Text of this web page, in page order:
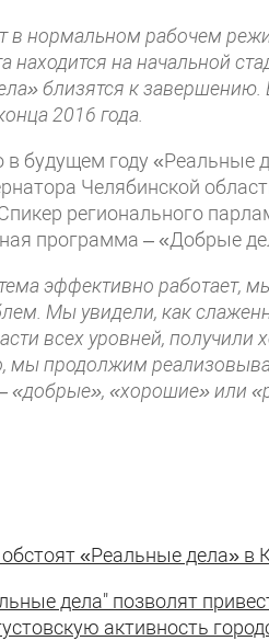
в нормальном рабочем
на начальной
близятся к
2016 года.
будущем году «Реальные
Челябинской
регионального
программа – «Добрые
эффективно работает,
Мы увидели, как
всех уровней,
мы продолжим
«хорошие» или
«Реальные дела» в
дела" позволят
активность